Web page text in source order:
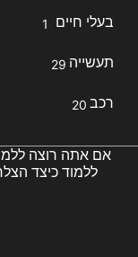
בעלי חיים 1
תעשייה 29
רכב 20
אם אתה רוצה
ללמוד כיצד